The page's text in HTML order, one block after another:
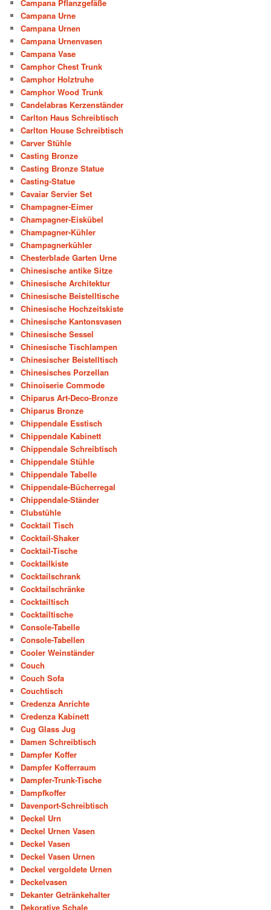
Campana Pflanzgefäße
Campana Urne
Campana Urnen
Campana Urnenvasen
Campana Vase
Camphor Chest Trunk
Camphor Holztruhe
Camphor Wood Trunk
Candelabras Kerzenständer
Carlton Haus Schreibtisch
Carlton House Schreibtisch
Carver Stühle
Casting Bronze
Casting Bronze Statue
Casting-Statue
Cavaiar Servier Set
Champagner-Eimer
Champagner-Eiskübel
Champagner-Kühler
Champagnerkühler
Chesterblade Garten Urne
Chinesische antike Sitze
Chinesische Architektur
Chinesische Beistelltische
Chinesische Hochzeitskiste
Chinesische Kantonsvasen
Chinesische Sessel
Chinesische Tischlampen
Chinesischer Beistelltisch
Chinesisches Porzellan
Chinoiserie Commode
Chiparus Art-Deco-Bronze
Chiparus Bronze
Chippendale Esstisch
Chippendale Kabinett
Chippendale Schreibtisch
Chippendale Stühle
Chippendale Tabelle
Chippendale-Bücherregal
Chippendale-Ständer
Clubstühle
Cocktail Tisch
Cocktail-Shaker
Cocktail-Tische
Cocktailkiste
Cocktailschrank
Cocktailschränke
Cocktailtisch
Cocktailtische
Console-Tabelle
Console-Tabellen
Cooler Weinständer
Couch
Couch Sofa
Couchtisch
Credenza Anrichte
Credenza Kabinett
Cug Glass Jug
Damen Schreibtisch
Dampfer Koffer
Dampfer Kofferraum
Dampfer-Trunk-Tische
Dampfkoffer
Davenport-Schreibtisch
Deckel Urn
Deckel Urnen Vasen
Deckel Vasen
Deckel Vasen Urnen
Deckel vergoldete Urnen
Deckelvasen
Dekanter Getränkehalter
Dekorative Schale